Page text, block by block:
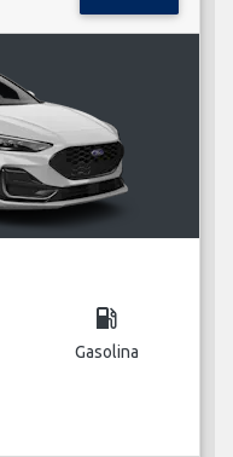
local_gas_station
Gasolina